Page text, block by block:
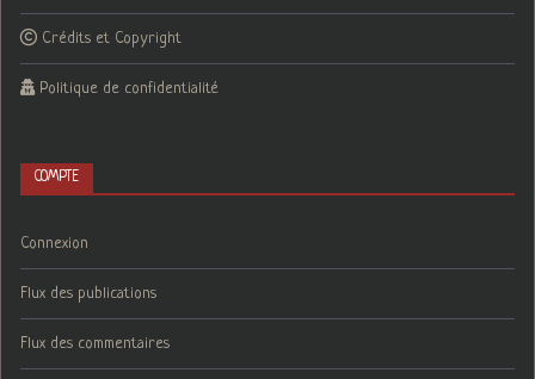
Crédits et Copyright
Politique de confidentialité
COMPTE
Connexion
Flux des publications
Flux des commentaires